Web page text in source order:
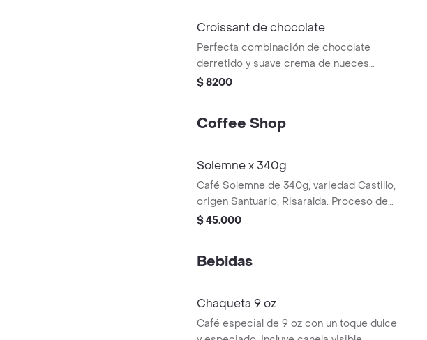
Croissant de chocolate
Perfecta combinación de chocolate
derretido y suave crema de nueces
dentro de un croissant dorado.
$ 8200
Coffee Shop
Solemne x 340g
Café Solemne de 340g, variedad Castillo,
origen Santuario, Risaralda. Proceso de
lavado con doble fermentación, puntaje
$ 45.000
Bebidas
Chaqueta 9 oz
Café especial de 9 oz con un toque dulce